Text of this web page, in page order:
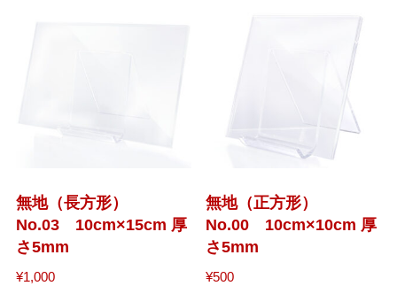
無地（長方形）
No.03 10cm×15cm 厚
さ5mm
¥1,000
無地（正方形）
No.00 10cm×10cm 厚
さ5mm
¥500